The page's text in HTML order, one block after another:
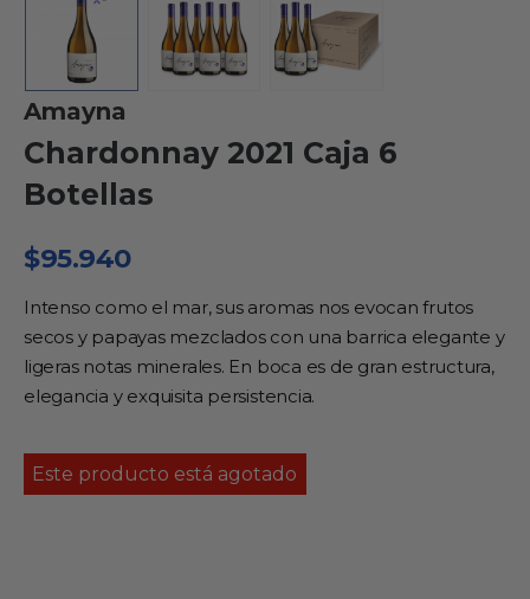
Amayna
Chardonnay 2021 Caja 6
Botellas
$95.940
Intenso como el mar, sus aromas nos evocan frutos
secos y papayas mezclados con una barrica elegante y
ligeras notas minerales. En boca es de gran estructura,
elegancia y exquisita persistencia.
Este producto está agotado